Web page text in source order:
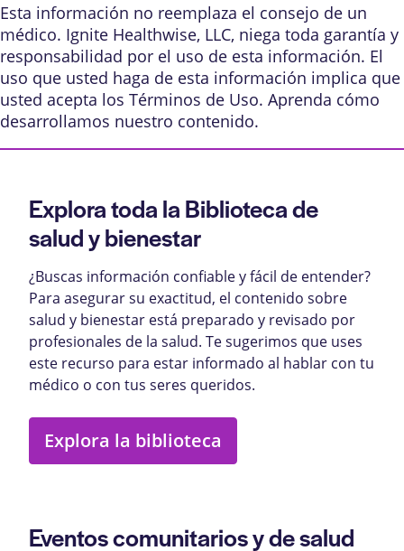
Esta información no reemplaza el consejo de un
médico. Ignite Healthwise, LLC, niega toda garantía y
responsabilidad por el uso de esta información. El
uso que usted haga de esta información implica que
usted acepta los Términos de Uso. Aprenda cómo
desarrollamos nuestro contenido.
Explora toda la Biblioteca de
salud y bienestar
¿Buscas información confiable y fácil de entender?
Para asegurar su exactitud, el contenido sobre
salud y bienestar está preparado y revisado por
profesionales de la salud. Te sugerimos que uses
este recurso para estar informado al hablar con tu
médico o con tus seres queridos.
Explora la biblioteca
Eventos comunitarios y de salud